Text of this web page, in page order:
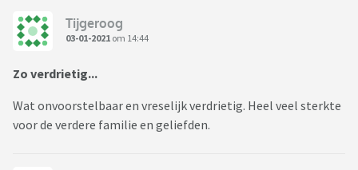
Tijgeroog
03-01-2021 om 14:44
Zo verdrietig...
Wat onvoorstelbaar en vreselijk verdrietig. Heel veel sterkte
voor de verdere familie en geliefden.